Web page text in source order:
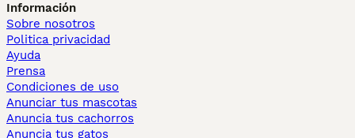
Información
Sobre nosotros
Politica privacidad
Ayuda
Prensa
Condiciones de uso
Anunciar tus mascotas
Anuncia tus cachorros
Anuncia tus gatos